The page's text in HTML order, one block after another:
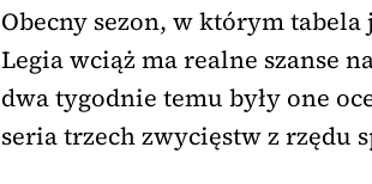
Obecny sezon, w którym
Legia wciąż ma realne szanse
dwa tygodnie temu były one
seria trzech zwycięstw z rzędu